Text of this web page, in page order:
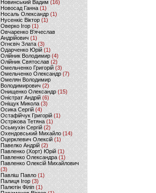
Новинський Вадим (16)
Новосад Ганна (1)
Носаль Олександр (1)
Нусенкіс Віктор (1)
Оверко Ігор (1)
Овчаренко В'ячеслав
Андрійович(1)
Огнєвіч Злата (3)
Одарченко Юрій(1)
Олійник Володимир (4)
Олійник Святослав (2)
Омельченко Григорій (3)
Омельченко Олександр(7)
Омелян Володимир
Володимирович (2)
Онищенко Олександр (15)
Оністрат Андрій (6)
Оніщук Микола (3)
Осика Сергій(4)
Остафійчук Григорій(1)
Острікова Тетяна (1)
Осьмухін Сергій (2)
Охендовський Михайло (14)
Оцерклевич Олексій (1)
Павелко Андрій (2)
Павленко (Хорт) Юрій (1)
Павленко Олександра (1)
Павленко Олексій Михайлович
(3)
Павліш Павло(1)
Палиця Ігор (3)
Палютін Філіп(1)